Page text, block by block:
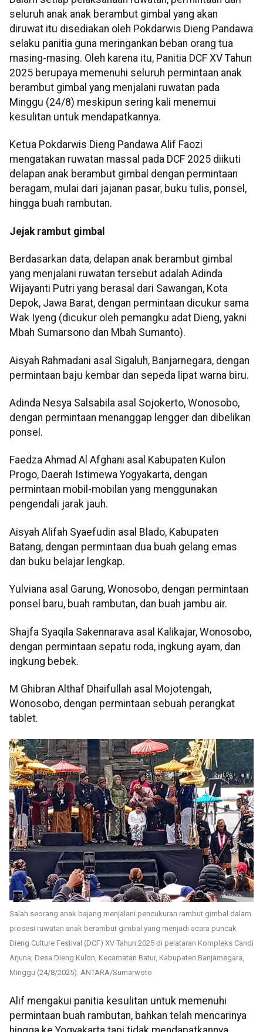
seluruh anak anak berambut gimbal yang akan
diruwat itu disediakan oleh Pokdarwis Dieng Pandawa
selaku panitia guna meringankan beban orang tua
masing-masing. Oleh karena itu, Panitia DCF XV Tahun
2025 berupaya memenuhi seluruh permintaan anak
berambut gimbal yang menjalani ruwatan pada
Minggu (24/8) meskipun sering kali menemui
kesulitan untuk mendapatkannya.
Ketua Pokdarwis Dieng Pandawa Alif Faozi
mengatakan ruwatan massal pada DCF 2025 diikuti
delapan anak berambut gimbal dengan permintaan
beragam, mulai dari jajanan pasar, buku tulis, ponsel,
hingga buah rambutan.
Jejak rambut gimbal
Berdasarkan data, delapan anak berambut gimbal
yang menjalani ruwatan tersebut adalah Adinda
Wijayanti Putri yang berasal dari Sawangan, Kota
Depok, Jawa Barat, dengan permintaan dicukur sama
Wak Iyeng (dicukur oleh pemangku adat Dieng, yakni
Mbah Sumarsono dan Mbah Sumanto).
Aisyah Rahmadani asal Sigaluh, Banjarnegara, dengan
permintaan baju kembar dan sepeda lipat warna biru.
Adinda Nesya Salsabila asal Sojokerto, Wonosobo,
dengan permintaan menanggap lengger dan dibelikan
ponsel.
Faedza Ahmad Al Afghani asal Kabupaten Kulon
Progo, Daerah Istimewa Yogyakarta, dengan
permintaan mobil-mobilan yang menggunakan
pengendali jarak jauh.
Aisyah Alifah Syaefudin asal Blado, Kabupaten
Batang, dengan permintaan dua buah gelang emas
dan buku belajar lengkap.
Yulviana asal Garung, Wonosobo, dengan permintaan
ponsel baru, buah rambutan, dan buah jambu air.
Shajfa Syaqila Sakennarava asal Kalikajar, Wonosobo,
dengan permintaan sepatu roda, ingkung ayam, dan
ingkung bebek.
M Ghibran Althaf Dhaifullah asal Mojotengah,
Wonosobo, dengan permintaan sebuah perangkat
tablet.
Salah seorang anak bajang menjalani pencukuran rambut gimbal dalam
prosesi ruwatan anak berambut gimbal yang menjadi acara puncak
Dieng Culture Festival (DCF) XV Tahun 2025 di pelataran Kompleks Candi
Arjuna, Desa Dieng Kulon, Kecamatan Batur, Kabupaten Banjarnegara,
Minggu (24/8/2025). ANTARA/Sumarwoto
Alif mengakui panitia kesulitan untuk memenuhi
permintaan buah rambutan, bahkan telah mencarinya